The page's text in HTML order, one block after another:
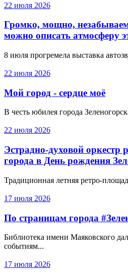
22 июля 2026
Громко, мощно,
можно описать атмосферу
8 июля прогремела выставка
22 июля 2026
Мой город - сердце моё
В честь юбилея города
22 июля 2026
Эстрадно-духовой оркестр
города в День рождения
Традиционная летняя ретро-
17 июля 2026
По страницам города
Библиотека имени Маяковского
событиям...
17 июля 2026